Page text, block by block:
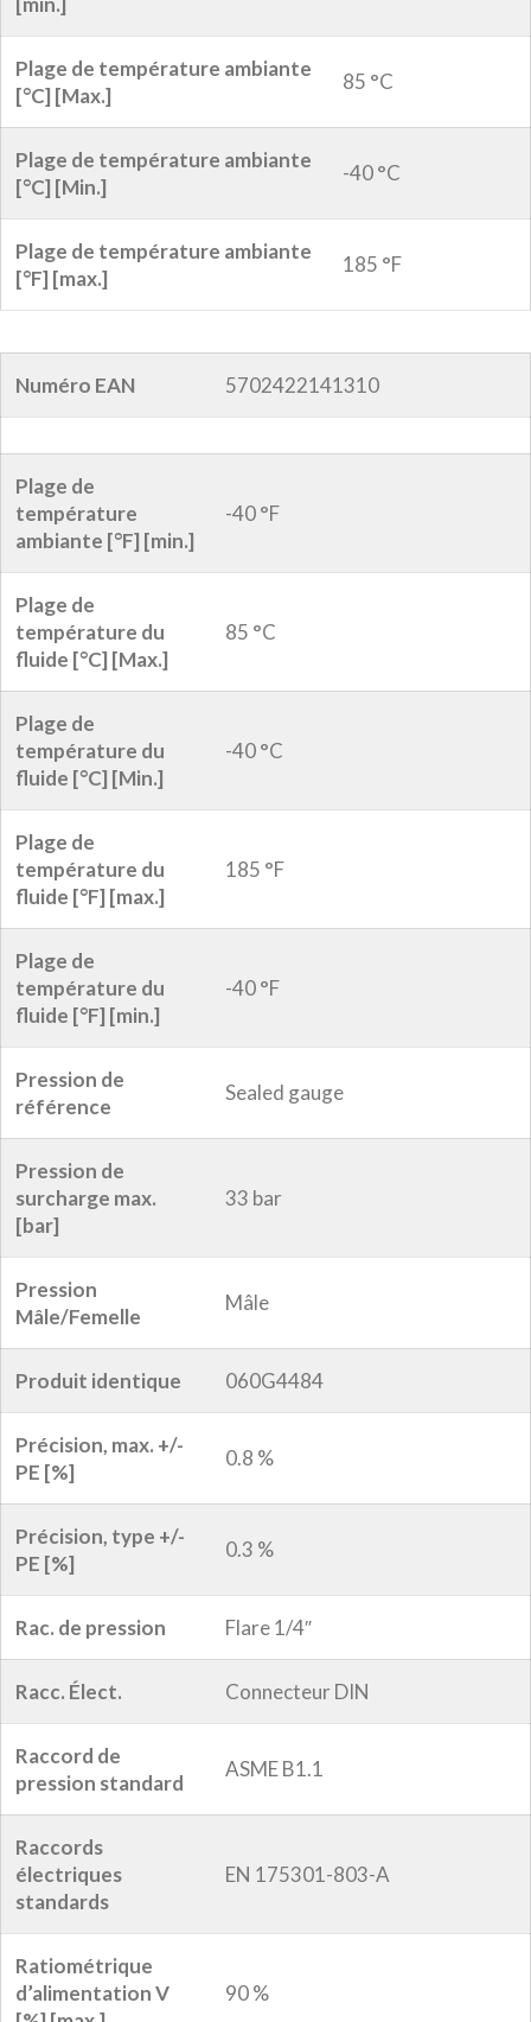
Plage de température ambiante
[°C] [Max.]
85 °C
Plage de température ambiante
[°C] [Min.]
-40 °C
Plage de température ambiante
[°F] [max.]
185 °F
Numéro EAN 5702422141310
Plage de
température
ambiante [°F] [min.]
-40 °F
Plage de
température du
fluide [°C] [Max.]
85 °C
Plage de
température du
fluide [°C] [Min.]
-40 °C
Plage de
température du
fluide [°F] [max.]
185 °F
Plage de
température du
fluide [°F] [min.]
-40 °F
Pression de
référence
Sealed gauge
Pression de
surcharge max.
[bar]
33 bar
Pression
Mâle/Femelle
Mâle
Produit identique 060G4484
Précision, max. +/-
PE [%]
0.8 %
Précision, type +/-
PE [%]
0.3 %
Rac. de pression Flare 1/4″
Racc. Élect. Connecteur DIN
Raccord de
pression standard
ASME B1.1
Raccords
électriques
standards
EN 175301-803-A
Ratiométrique
d’alimentation V
90 %